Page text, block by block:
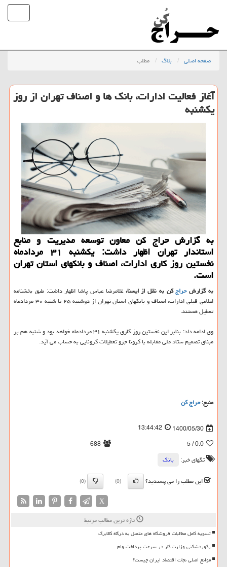
صفحه اصلی بلاگ مطلب
آغاز فعالیت ادارات، بانک ها و اصناف تهران از روز
یکشنبه
به گزارش حراج کن معاون توسعه مدیریت و منابع
استاندار تهران اظهار داشت: یکشنبه ۳۱ مردادماه
نخستین روز کاری ادارات، اصناف و بانکهای استان تهران
است.
به گزارشحراجکن به نقل از ایسنا،غلامرضا عباس پاشا اظهار داشت: طبق بخشنامه
اعلامی قبلی ادارات، اصناف و بانکهای استان تهران از دوشنبه ۲۵ تا شنبه ۳۰ مردادماه
تعطیل هستند.
وی ادامه داد: بنابر این نخستین روز کاری یکشنبه ۳۱ مردادماه خواهد بود و شنبه هم بر
مبنای تصمیم ستاد ملی مقابله با کرونا جزو تعطیلات کرونایی به حساب می آید.
منبع:حراج كن
1400/05/30
13:44:42
0.0
/ 5
688
تگهای خبر:
بانك
این مطلب را می پسندید؟
(0)
(0)
X
تازه ترین مطالب مرتبط
تسویه کامل مطالبات فروشگاه های متصل به درگاه کالابرگ
رکوردشکنی وزارت کار در سرعت پرداخت وام
موانع اصلی نجات اقتصاد ایران چیست؟